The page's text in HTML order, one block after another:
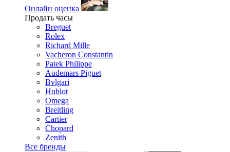
Онлайн оценка
Продать часы
Breguet
Rolex
Richard Mille
Vacheron Constantin
Patek Philippe
Audemars Piguet
Bvlgari
Hublot
Omega
Breitling
Cartier
Chopard
Zenith
Все бренды